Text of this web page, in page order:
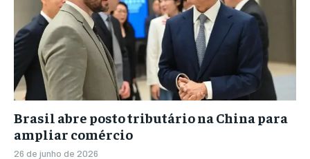
Brasil abre posto tributário na China para
ampliar comércio
26 de junho de 2026